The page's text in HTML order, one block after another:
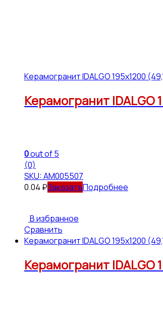
Керамогранит IDALGO 195x1200
Керамогранит IDALGO
0out of 5
(0)
SKU: АМ005507
0.04 ₽ Подробнее
В избранное
Сравнить
Керамогранит IDALGO 195x1200
Керамогранит IDALGO